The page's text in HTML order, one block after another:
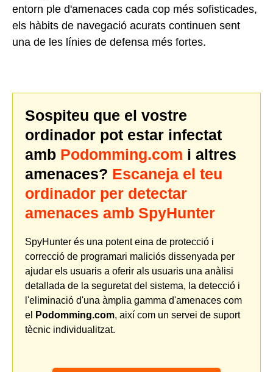
entorn ple d'amenaces cada cop més sofisticades,
els hàbits de navegació acurats continuen sent
una de les línies de defensa més fortes.
Sospiteu que el vostre
ordinador pot estar infectat
amb Podomming.com i altres
amenaces? Escaneja el teu
ordinador per detectar
amenaces amb SpyHunter
SpyHunter és una potent eina de protecció i
correcció de programari maliciós dissenyada per
ajudar els usuaris a oferir als usuaris una anàlisi
detallada de la seguretat del sistema, la detecció i
l'eliminació d'una àmplia gamma d'amenaces com
el
Podomming.com, així com un servei de suport
tècnic individualitzat.